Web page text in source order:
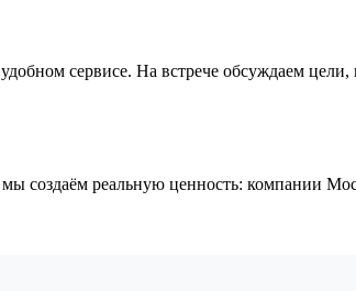
сервисе. На встрече обсуждаем
создаём реальную ценность: компании